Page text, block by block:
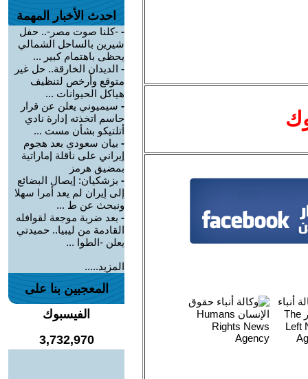
احدث الأخبار المهمة
- -كلنا صوت مصر-.. حفل
شيرين بالساحل الشمالي
يحظى باهتمام كبير ...
- الديدان الخارقة.. حل غير
متوقع وأرخص لتنظيف
هياكل الحيوانات ...
- سيميوني يعلن عن قرار
حاسم اتخذته إدارة نادي
أتلتيكو بشأن مست ...
- بيان سعودي بعد هجوم
إيراني على ناقلة إماراتية
بمضيق هرمز
- بزشكيان: إيصال البضائع
إلى إيران لم يعد أمرا سهلا
ونبحث عن ط ...
- بعد ضربة موجعة لقوافله
القادمة من ليبيا.. حميدتي
يعلن -الطوا ...
المزيد.....
المعجبين بنا على
الفيسبوك
3,732,970